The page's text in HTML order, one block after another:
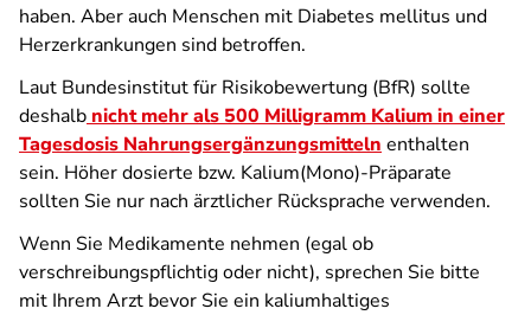
haben. Aber auch Menschen mit Diabetes mellitus und
Herzerkrankungen sind betroffen.
Laut Bundesinstitut für Risikobewertung (BfR) sollte
deshalb nicht mehr als 500 Milligramm Kalium in einer
Tagesdosis Nahrungsergänzungsmitteln enthalten
sein. Höher dosierte bzw. Kalium(Mono)-Präparate
sollten Sie nur nach ärztlicher Rücksprache verwenden.
Wenn Sie Medikamente nehmen (egal ob
verschreibungspflichtig oder nicht), sprechen Sie bitte
mit Ihrem Arzt bevor Sie ein kaliumhaltiges